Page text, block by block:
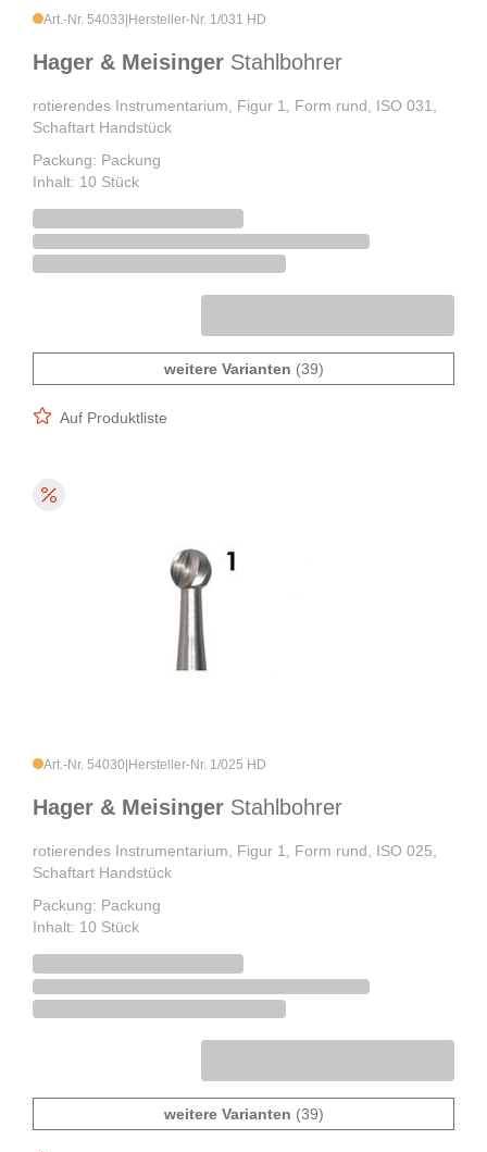
Art.-Nr. 54033 Hersteller-Nr. 1/031 HD
Hager & Meisinger Stahlbohrer
rotierendes Instrumentarium, Figur 1, Form rund, ISO 031,
Schaftart Handstück
Packung: Packung
Inhalt: 10 Stück
weitere Varianten (39)
Auf Produktliste
Art.-Nr. 54030 Hersteller-Nr. 1/025 HD
Hager & Meisinger Stahlbohrer
rotierendes Instrumentarium, Figur 1, Form rund, ISO 025,
Schaftart Handstück
Packung: Packung
Inhalt: 10 Stück
weitere Varianten (39)